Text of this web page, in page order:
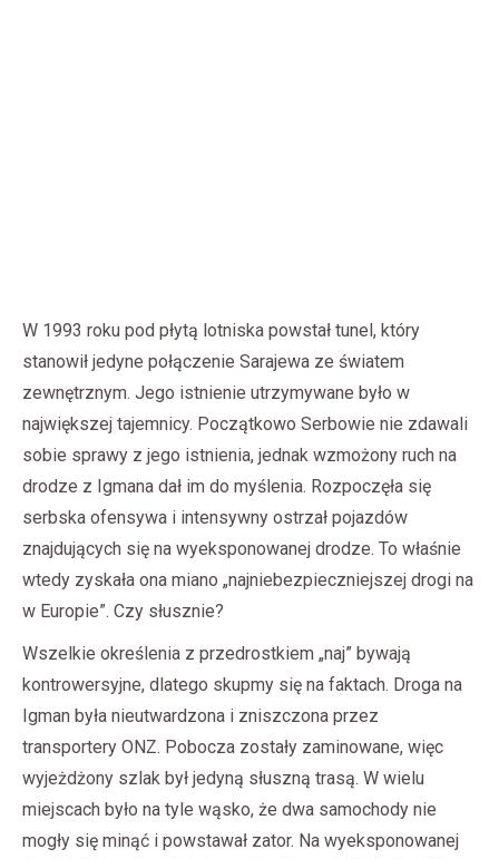
W 1993 roku pod płytą lotniska powstał tunel, który
stanowił jedyne połączenie Sarajewa ze światem
zewnętrznym. Jego istnienie utrzymywane było w
największej tajemnicy. Początkowo Serbowie nie zdawali
sobie sprawy z jego istnienia, jednak wzmożony ruch na
drodze z Igmana dał im do myślenia. Rozpoczęła się
serbska ofensywa i intensywny ostrzał pojazdów
znajdujących się na wyeksponowanej drodze. To właśnie
wtedy zyskała ona miano „najniebezpieczniejszej drogi na
w Europie”. Czy słusznie?
Wszelkie określenia z przedrostkiem „naj” bywają
kontrowersyjne, dlatego skupmy się na faktach. Droga na
Igman była nieutwardzona i zniszczona przez
transportery ONZ. Pobocza zostały zaminowane, więc
wyjeżdżony szlak był jedyną słuszną trasą. W wielu
miejscach było na tyle wąsko, że dwa samochody nie
mogły się minąć i powstawał zator. Na wyeksponowanej